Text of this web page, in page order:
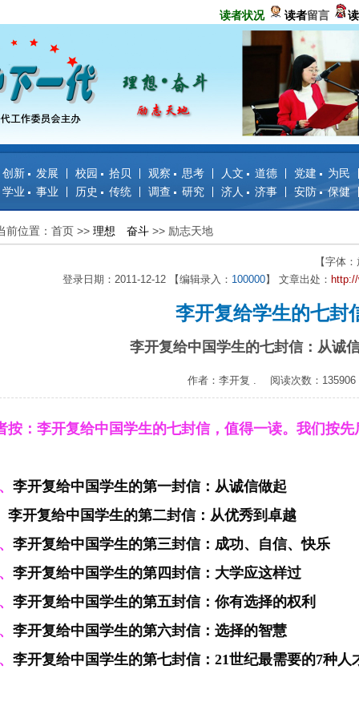
读者状况 读者留言
创新 发展 校园 拾贝 观察 思考 人文 道德
党建 为民
学业 事业
历史 传统 调查 研究 济人 济事 安防 保健
前位置：首页 >> 理想 奋斗 >> 励志天地
【字体：
登录日期：2011-12-12 【编辑录入： 100000】 文章出处：
李开复给学生的七封
李开复给中国学生的七封信：从诚
作者：李开复 . 阅读次数：135906
按： 李开复给中国学生的七封信，值得一读。我们按
李开复给中国学生的第一封信：从诚信做起
李开复给中国学生的第二封信：从优秀到卓越
李开复给中国学生的第三封信：成功、自信、快乐
李开复给中国学生的第四封信：大学应这样过
李开复给中国学生的第五封信：你有选择的权利
李开复给中国学生的第六封信：选择的智慧
李开复给中国学生的第七封信： 21世纪最需要的7种人